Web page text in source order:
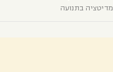
מדיטציה בתנועה